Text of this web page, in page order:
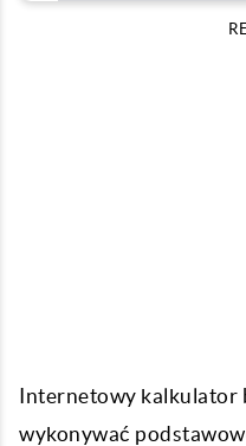
Internetowy kalkulator
wykonywać